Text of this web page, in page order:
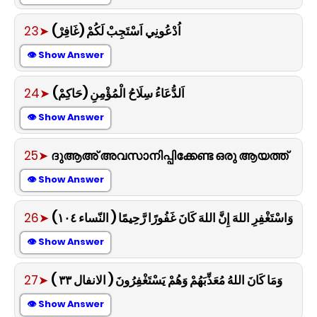
23➤ اُدْعُونِي اَسْتَجِبْ لَكُمْ (غَافِرْ)
👁 Show Answer
24➤ اَلدُّعَاءُ سِلَاحُ الْمُؤْمِنِ (حَاكِمْ)
👁 Show Answer
25➤ ദുആഅ് അവസാനിപ്പിക്കേണ്ട ഒരു ആയത്ത്
👁 Show Answer
26➤ وَاسْتَغْفِرِ اللهَ إِنَّ اللهَ كَانَ غَفُورًا رَّحِيمًا ( النّساء ١٠٤)
👁 Show Answer
27➤ وَمَا كَانَ اللهُ مُعَذِّبَهُمْ وَهُمْ يَسْتَغْفِرُونَ ( الانفال ٣٣ )
👁 Show Answer